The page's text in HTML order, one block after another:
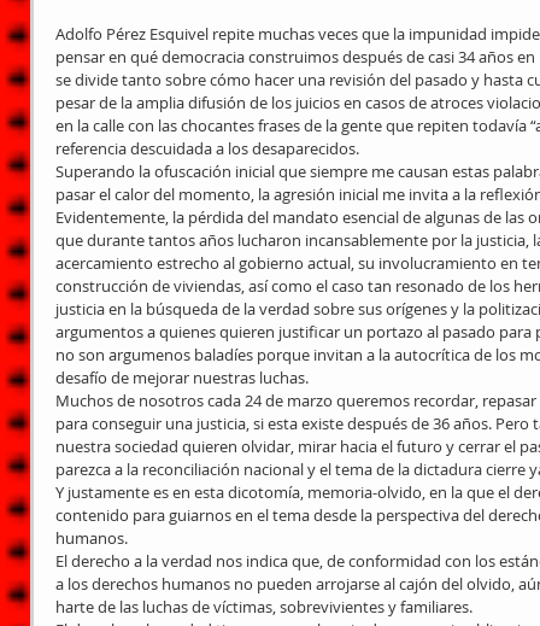
Adolfo Pérez Esquivel repite muchas veces que la impunidad
pensar en qué democracia construimos después de casi 34 años
se divide tanto sobre cómo hacer una revisión del pasado y hasta
pesar de la amplia difusión de los juicios en casos de atroces
en la calle con las chocantes frases de la gente que repiten todavía
referencia descuidada a los desaparecidos.
Superando la ofuscación inicial que siempre me causan estas
pasar el calor del momento, la agresión inicial me invita a la
Evidentemente, la pérdida del mandato esencial de algunas de las
que durante tantos años lucharon incansablemente por la justicia,
acercamiento estrecho al gobierno actual, su involucramiento en
construcción de viviendas, así como el caso tan resonado de los
justicia en la búsqueda de la verdad sobre sus orígenes y la
argumentos a quienes quieren justificar un portazo al pasado
no son argumenos baladíes porque invitan a la autocrítica de los
desafío de mejorar nuestras luchas.
Muchos de nosotros cada 24 de marzo queremos recordar,
para conseguir una justicia, si esta existe después de 36 años.
nuestra sociedad quieren olvidar, mirar hacia el futuro y cerrar el
parezca a la reconciliación nacional y el tema de la dictadura cierre
Y justamente es en esta dicotomía, memoria-olvido, en la que el
contenido para guiarnos en el tema desde la perspectiva del
humanos.
El derecho a la verdad nos indica que, de conformidad con los
a los derechos humanos no pueden arrojarse al cajón del olvido,
harte de las luchas de víctimas, sobrevivientes y familiares.